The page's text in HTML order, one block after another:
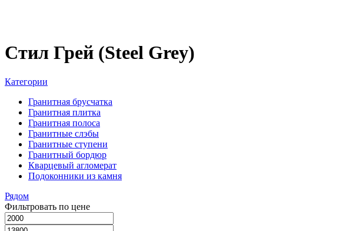
Стил Грей (Steel Grey)
Категории
Гранитная брусчатка
Гранитная плитка
Гранитная полоса
Гранитные слэбы
Гранитные ступени
Гранитный бордюр
Кварцевый агломерат
Подоконники из камня
Рядом
Фильтровать по цене